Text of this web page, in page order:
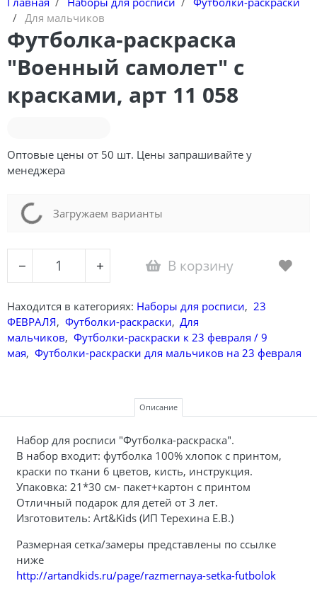
Для мальчиков
Футболка-раскраска
"Военный самолет" с
красками, арт 11 058
Оптовые цены от 50 шт. Цены запрашивайте у
менеджера
Loading... Загружаем варианты
− + В корзину
Находится в категориях: Наборы для росписи, 23
ФЕВРАЛЯ, Футболки-раскраски, Для
мальчиков, Футболки-раскраски к 23 февраля / 9
мая, Футболки-раскраски для мальчиков на 23 февраля
Описание
Набор для росписи "Футболка-раскраска".
В набор входит: футболка 100% хлопок с принтом,
краски по ткани 6 цветов, кисть, инструкция.
Упаковка: 21*30 см- пакет+картон с принтом
Отличный подарок для детей от 3 лет.
Изготовитель: Art&Kids (ИП Терехина Е.В.)
Размерная сетка/замеры представлены по ссылке
ниже
http://artandkids.ru/page/razmernaya-setka-futbolok